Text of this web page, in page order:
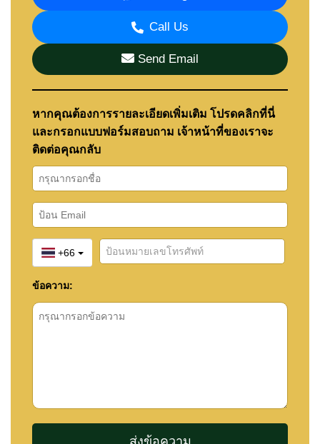
Call Us
Send Email
หากคุณต้องการรายละเอียดเพิ่มเติม โปรดคลิกที่นี่
และกรอกแบบฟอร์มสอบถาม เจ้าหน้าที่ของเราจะ
ติดต่อคุณกลับ
+66
ข้อความ: